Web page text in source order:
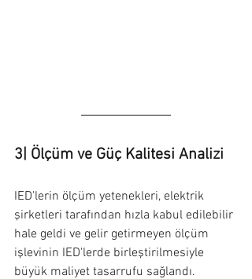
3| Ölçüm ve Güç Kalitesi Analizi
IED'lerin ölçüm yetenekleri, elektrik
şirketleri tarafından hızla kabul edilebilir
hale geldi ve gelir getirmeyen ölçüm
işlevinin IED'lerde birleştirilmesiyle
büyük maliyet tasarrufu sağlandı.